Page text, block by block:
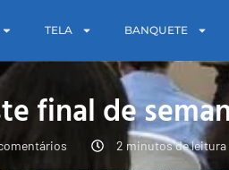
TELA BANQUETE
final de
2 minutos de leitura